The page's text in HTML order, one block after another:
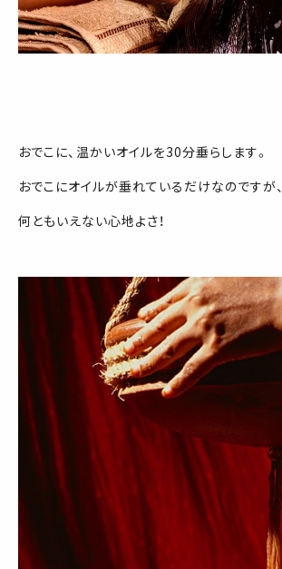
おでこに、温かいオイルを30分垂らします。
おでこにオイルが垂れているだけなのですが、
何ともいえない心地よさ！